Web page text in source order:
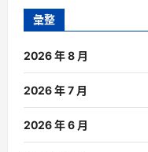
彙整
2026 年 8 月
2026 年 7 月
2026 年 6 月